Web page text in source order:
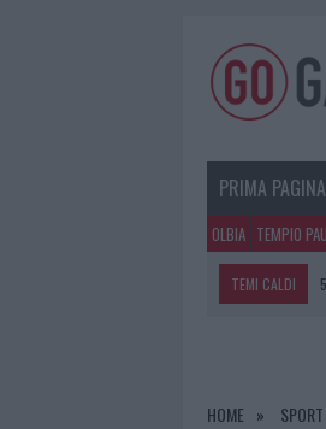
PRIMA PAGINA
OLBIA TEMPIO
TEMI CALDI
5 AGOSTO 2026
HOME SPORT